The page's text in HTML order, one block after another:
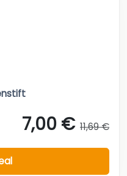
7,00 € 11,69 €